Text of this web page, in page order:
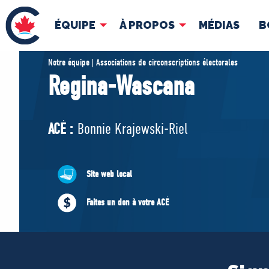
ÉQUIPE À PROPOS MÉDIAS
ÉQUIPE
Pierre Poilievre
Cabinet fantôme
ACÉ
À
Notre équipe | Associations de circonscriptions électorales
Regina-Wascana
ACÉ : Bonnie Krajewski-Riel
Site web local
Faites un don à votre ACÉ